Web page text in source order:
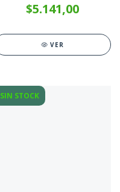
$5.141,00
VER
SIN STOCK